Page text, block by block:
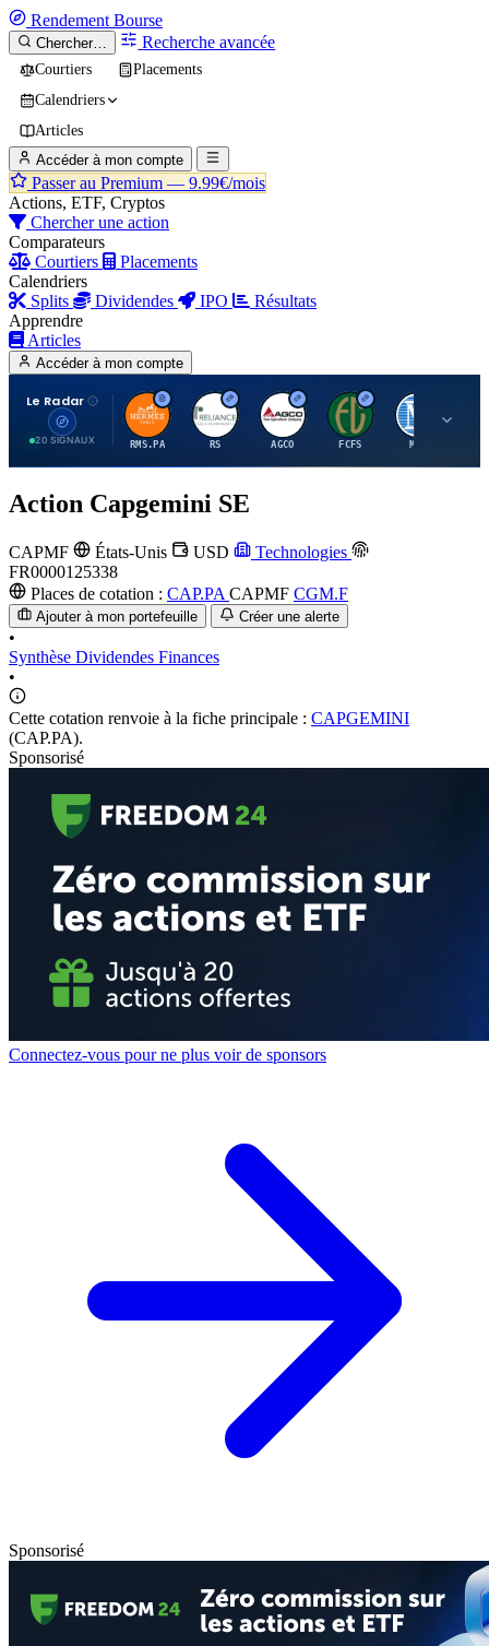
Rendement Bourse
Chercher… Recherche avancée
Courtiers
Placements
Calendriers
Articles
Accéder à mon compte
Passer au Premium — 9.99€/mois
Actions, ETF, Cryptos
Chercher une action
Comparateurs
Courtiers
Placements
Calendriers
Splits
Dividendes IPO
Résultats
Apprendre
Articles
Accéder à mon compte
Le Radar
20 SIGNAUX
H
RMS.PA
R
RS
A
AGCO
F
FCFS
M
MCO
Action Capgemini SE
CAPMF États-Unis USD
Technologies
FR0000125338
Places de cotation : CAP.PA CAPMF CGM.F
Ajouter à mon portefeuille Créer une alerte
•
Synthèse Dividendes Finances
•
Cette cotation renvoie à la fiche principale : CAPGEMINI
(CAP.PA).
Sponsorisé
Connectez-vous pour ne plus voir de sponsors
Sponsorisé